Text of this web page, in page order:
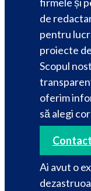
de
pentru
proiecte
Scopul
oferim
să alegi
Contact
Ai avut o